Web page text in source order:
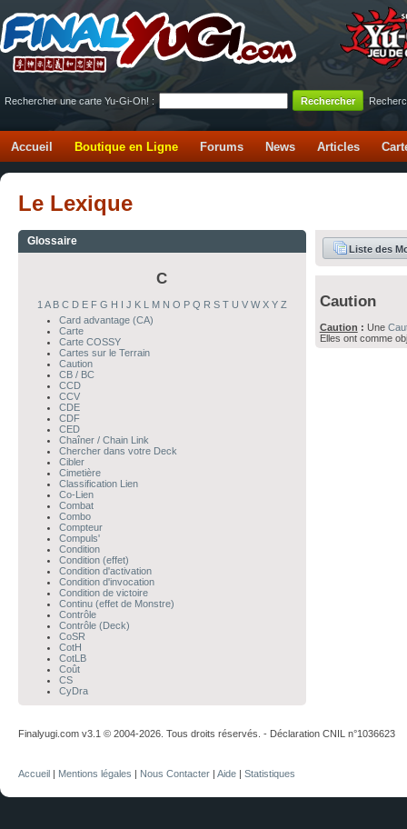
Rechercher une carte Yu-Gi-Oh! :
Accueil Boutique en Ligne Forums News Articles
Le Lexique
Glossaire
C
1 A B C D E F G H J K M N O P Q R S T U V W X Y Z
Card advantage (CA)
Carte
Carte COSSY
Cartes sur le Terrain
Caution
CB / BC
CCD
CCV
CDE
CDF
CED
Chaîner / Chain Link
Chercher dans votre Deck
Cibler
Cimetière
Classification Lien
Co-Lien
Combat
Combo
Compteur
Compuls'
Condition
Condition (effet)
Condition d'activation
Condition d'invocation
Condition de victoire
Continu (effet de Monstre)
Contrôle
Contrôle (Deck)
CoSR
CotH
CotLB
Coût
CS
CyDra
Liste des
Caution
Caution : Une
Elles ont comme
Finalyugi.com v3.1 © 2004-2026. Tous droits réservés. - Déclaration CNIL n°1036623
Accueil Mentions légales Nous Contacter Aide Statistiques